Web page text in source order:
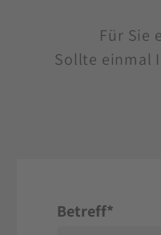
Für Sie
Sollte einmal
Betreff*